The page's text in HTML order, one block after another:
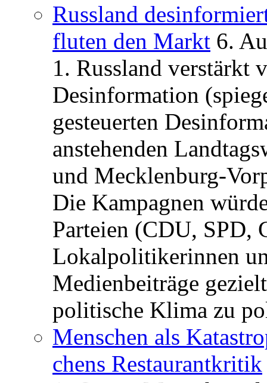
Russland
fluten den Markt 6.
1. Russland verstärkt
Desinformation
gesteuerten
anstehenden
und Mecklenburg-
Die Kampagnen
Parteien (CDU, SPD,
Lokalpolitikerinnen
Medienbeiträge
politische Klima zu
Menschen als
chens Restau­rant­kritik